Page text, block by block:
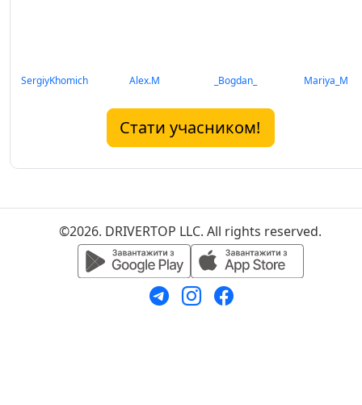
SergiyKhomich Alex.M _Bogdan_ Mariya_M
Стати учасником!
©2026. DRIVERTOP LLC. All rights reserved.